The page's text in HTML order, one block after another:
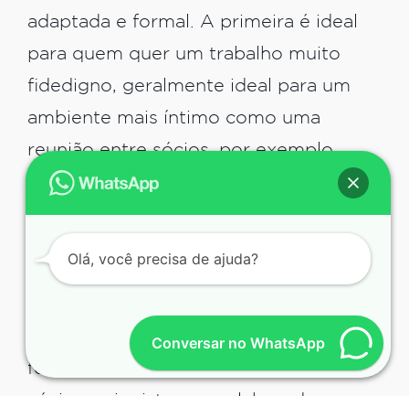
adaptada e formal. A primeira é ideal
para quem quer um trabalho muito
fidedigno, geralmente ideal para um
ambiente mais íntimo como uma
reunião entre sócios, por exemplo.
para aulas. Palestras também
combinam muito bem com esse tipo
ou até mesmo as reuniões mais
formais, que vão ser tratadas com
Conversar no WhatsApp
Olá, você precisa de ajuda?